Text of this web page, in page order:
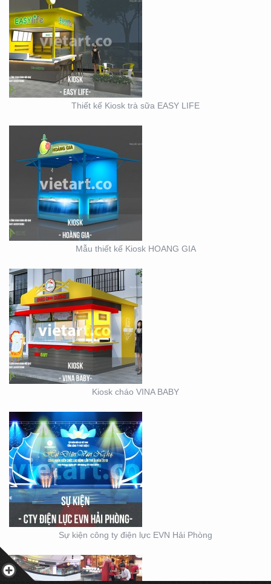
Thiết kế Kiosk trà sữa EASY LIFE
MẪU THIẾT KẾ KIOSK
HOANG GIA
Mẫu thiết kế Kiosk HOANG GIA
KIOSK CHÁO VINA BABY
Kiosk cháo VINA BABY
SỰ KIỆN CÔNG TY ĐIỆN
LỰC EVN HẢI PHÒNG
Sự kiện công ty điện lực EVN Hải Phòng
BOOTH BÁN HÀNG MINI
– THIẾT KẾ SẢN XUẤT
MẪU BOOTH CITIGYM –